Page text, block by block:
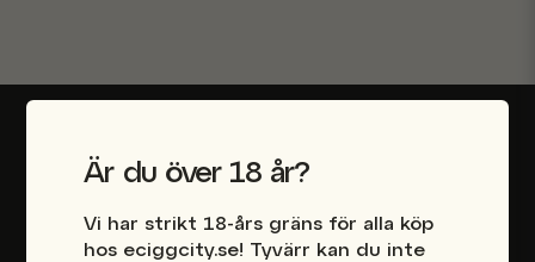
Är du över 18 år?
Vi har strikt 18-års gräns för alla köp
hos eciggcity.se! Tyvärr kan du inte
Besök vår e-ciggbutik i Stockholm
Mån-Fre 10-20
Lör-Sön 11-18